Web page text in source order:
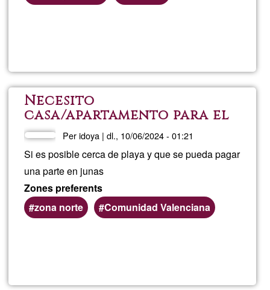
Necesito
casa/apartamento para el
24-28 de junio norte o
comunidad Valenciana
Peridoya |dl., 10/06/2024 - 01:21
Si es posible cerca de playa y que se pueda pagar
una parte en junas
Zones preferents
zona norte
Comunidad Valenciana